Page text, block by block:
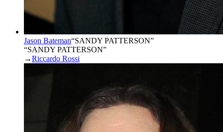
Jason Bateman“SANDY PATTERSON”
“SANDY PATTERSON”
→Riccardo Rossi